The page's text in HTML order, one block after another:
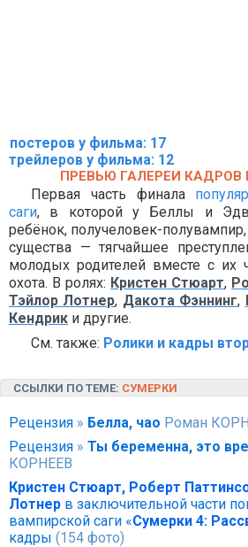
постеров у фильма: 17
трейлеров у фильма: 12
ПРЕВЬЮ ГАЛЕРЕИ КАДРОВ
Первая часть финала
саги, в которой у Беллы и
ребёнок, получеловек-
существа — тягчайшее
молодых родителей вместе с их
охота. В ролях: Кристен Стюарт,
Тэйлор Лотнер, Дакота Фэннинг,
Кендрик и другие.
См. также: Ролики и кадры
ССЫЛКИ ПО ТЕМЕ: СУМЕРКИ
Рецензия » Белла, чао Роман
Рецензия » Ты беременна, это
КОРНЕЕВ
Кристен Стюарт, Роберт
Лотнер в заключительной части
вампирской саги «Сумерки 4:
кадры (154 фото)